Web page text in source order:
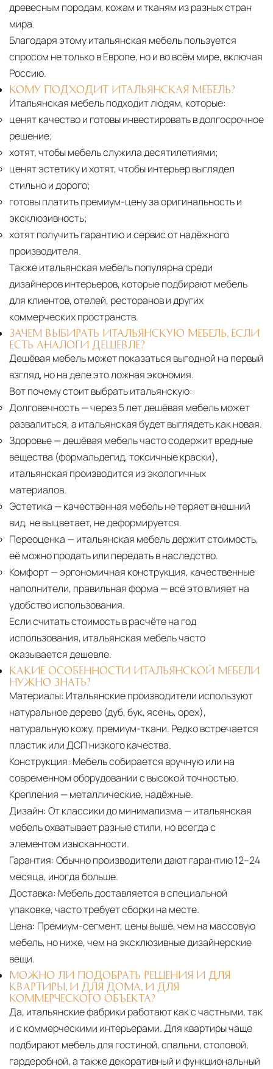
древесным породам, кожам и тканям из разных стран
мира.
Благодаря этому итальянская мебель пользуется
спросом не только в Европе, но и во всём мире, включая
Россию.
КОМУ ПОДХОДИТ ИТАЛЬЯНСКАЯ МЕБЕЛЬ?
Итальянская мебель подходит людям, которые:
ценят качество и готовы инвестировать в долгосрочное
решение;
хотят, чтобы мебель служила десятилетиями;
ценят эстетику и хотят, чтобы интерьер выглядел
стильно и дорого;
готовы платить премиум-цену за оригинальность и
эксклюзивность;
хотят получить гарантию и сервис от надёжного
производителя.
Также итальянская мебель популярна среди
дизайнеров интерьеров, которые подбирают мебель
для клиентов, отелей, ресторанов и других
коммерческих пространств.
ЗАЧЕМ ВЫБИРАТЬ ИТАЛЬЯНСКУЮ МЕБЕЛЬ, ЕСЛИ
ЕСТЬ АНАЛОГИ ДЕШЕВЛЕ?
Дешёвая мебель может показаться выгодной на первый
взгляд, но на деле это ложная экономия.
Вот почему стоит выбрать итальянскую:
Долговечность— через 5 лет дешёвая мебель может
развалиться, а итальянская будет выглядеть как новая.
Здоровье— дешёвая мебель часто содержит вредные
вещества (формальдегид, токсичные краски),
итальянская производится из экологичных
материалов.
Эстетика — качественная мебель не теряет внешний
вид, не выцветает, не деформируется.
Переоценка — итальянская мебель держит стоимость,
её можно продать или передать в наследство.
Комфорт— эргономичная конструкция, качественные
наполнители, правильная форма — всё это влияет на
удобство использования.
Если считать стоимость в расчёте на год
использования, итальянская мебель часто
оказывается дешевле.
КАКИЕ ОСОБЕННОСТИ ИТАЛЬЯНСКОЙ МЕБЕЛИ
НУЖНО ЗНАТЬ?
Материалы: Итальянские производители используют
натуральное дерево (дуб, бук, ясень, орех),
натуральную кожу, премиум-ткани. Редко встречается
пластик или ДСП низкого качества.
Конструкция: Мебель собирается вручную или на
современном оборудовании с высокой точностью.
Крепления — металлические, надёжные.
Дизайн: От классики до минимализма — итальянская
мебель охватывает разные стили, но всегда с
элементом изысканности.
Гарантия: Обычно производители дают гарантию 12–24
месяца, иногда больше.
Доставка: Мебель доставляется в специальной
упаковке, часто требует сборки на месте.
Цена: Премиум-сегмент, цены выше, чем на массовую
мебель, но ниже, чем на эксклюзивные дизайнерские
вещи.
МОЖНО ЛИ ПОДОБРАТЬ РЕШЕНИЯ И ДЛЯ
КВАРТИРЫ, И ДЛЯ ДОМА, И ДЛЯ
КОММЕРЧЕСКОГО ОБЪЕКТА?
Да, итальянские фабрики работают как с частными, так
и с коммерческими интерьерами. Для квартиры чаще
подбирают мебель для гостиной, спальни, столовой,
гардеробной, а также декоративный и функциональный